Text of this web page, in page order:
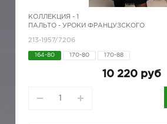
КОЛЛЕКЦИЯ - 1
ПАЛЬТО - УРОКИ ФРАНЦУЗСКОГО
213-1957/7206
164-80 170-80 170-88
10 220 руб